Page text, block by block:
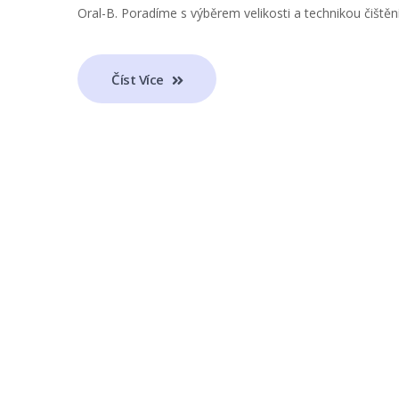
Oral-B. Poradíme s výběrem velikosti a technikou
Číst Více